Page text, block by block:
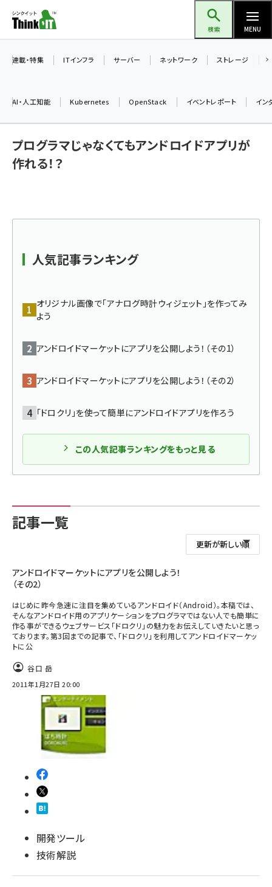
ン
ツ
検索 MENU
ai (2524)
加藤銘のチーム貢献～仲間と築いた勝利の絆～ (2352)
連載・特集 ITインフラ サーバー ネットワーク ストレージ
AI・人工知能 Kubernetes OpenStack イベントレポート イン
プログラマじゃなくてもアンドロイドアプリが
作れる！？
人気記事ランキング
オリジナル画像で「アナログ時計ウィジェット」を作ってみ
よう
アンドロイドマーケットにアプリを公開しよう！（その1）
アンドロイドマーケットにアプリを公開しよう！（その2）
「ドロクリ」を使って簡単にアンドロイドアプリを作ろう
この人気記事ランキングをもっと見る
記事一覧
アンドロイドマーケットにアプリを公開しよう！
（その2）
はじめに昨今急速に注目を集めているアンドロイド（Android）。本稿では、
そんなアンドロイド用のアプリケーションをプログラマではない人でも簡単に
作る事ができるウェブサービス「ドロクリ」の魅力をお伝えしていきたいと思っ
ております。第3回までの記事で、「ドロクリ」を利用してアンドロイドマーケッ
トに公
谷口 岳
2011年1月27日 20:00
開発ツール
技術解説